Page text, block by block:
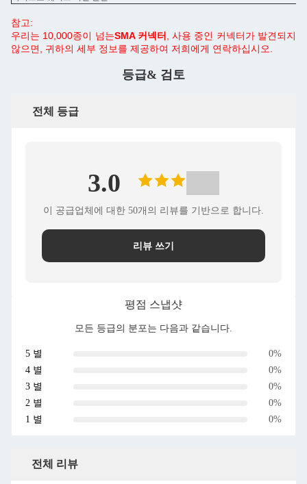
참고:
우리는 10,000종이 넘는SMA 커넥터 , 사용 중인 커넥터가 발견되지
않으면, 귀하의 세부 정보를 제공하여 저희에게 연락하십시오.
등급& 검토
전체 등급
3.0
이 공급업체에 대한 50개의 리뷰를 기반으로 합니다.
리뷰 쓰기
평점 스냅샷
모든 등급의 분포는 다음과 같습니다.
5 별
0%
4 별
0%
3 별
0%
2 별
0%
1 별
0%
전체 리뷰